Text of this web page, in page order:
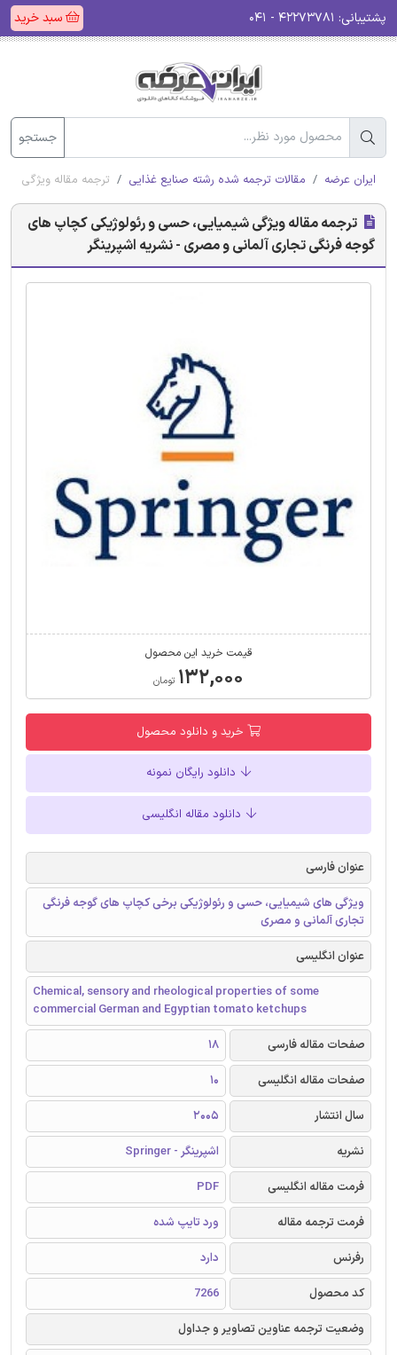
پشتیبانی: سبد خرید
جستجو
ایران عرضه مقالات ترجمه شده رشته صنایع غذایی ترجمه مقاله ویژگی
ترجمه مقاله ویژگی شیمیایی، حسی و رئولوژیکی کچاپ های
گوجه فرنگی تجاری آلمانی و مصری - نشریه اشپرینگر
قیمت خرید این محصول
۱۳۲,۰۰۰ تومان
خرید و دانلود محصول
دانلود رایگان نمونه
دانلود مقاله انگلیسی
عنوان فارسی
ویژگی های شیمیایی، حسی و رئولوژیکی برخی کچاپ های گوجه فرنگی
تجاری آلمانی و مصری
عنوان انگلیسی
Chemical, sensory and rheological properties of some
commercial German and Egyptian tomato ketchups
صفحات مقاله فارسی
18
صفحات مقاله انگلیسی
10
سال انتشار
2005
نشریه
اشپرینگر - Springer
فرمت مقاله انگلیسی
PDF
فرمت ترجمه مقاله
ورد تایپ شده
رفرنس
دارد
کد محصول
7266
وضعیت ترجمه عناوین تصاویر و جداول